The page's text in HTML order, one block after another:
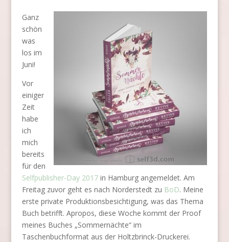
Ganz
schön
was
los im
Juni!
Vor
einiger
Zeit
habe
ich
mich
bereits
für den
Selfpublisher-Day 2017in Hamburg angemeldet. Am
Freitag zuvor geht es nach Norderstedt zu BoD. Meine
erste private Produktionsbesichtigung, was das Thema
Buch betrifft. Apropos, diese Woche kommt der Proof
meines Buches „Sommernächte“ im
Taschenbuchformat aus der Holtzbrinck-Druckerei.